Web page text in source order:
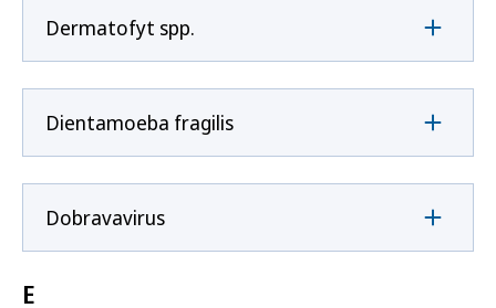
Dermatofyt spp.
Dientamoeba fragilis
Dobravavirus
E